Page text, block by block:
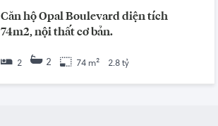
Căn hộ Opal Boulevard diện tích
74m2, nội thất cơ bản.
2 2 74 m² 2.8 tỷ